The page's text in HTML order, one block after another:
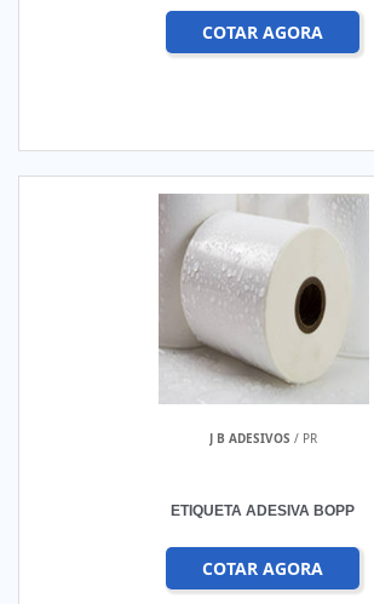
COTAR AGORA
J B ADESIVOS / PR
ETIQUETA ADESIVA BOPP
COTAR AGORA